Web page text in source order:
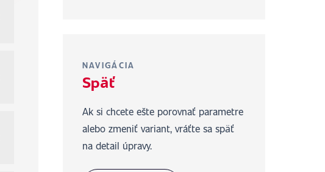
NAVIGÁCIA
Späť
Ak si chcete ešte porovnať parametre
alebo zmeniť variant, vráťte sa späť
na detail úpravy.